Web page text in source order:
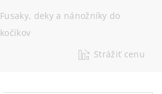
Fusaky, deky a nánožníky do
kočíkov
Strážiť cenu